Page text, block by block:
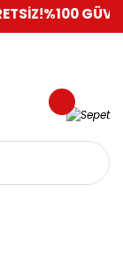
GÜVENLİ